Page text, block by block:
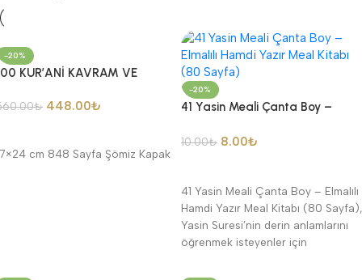
-20%
KUR’ANİ KAVRAM VE
₺ 448.00₺
cm 848 Sayfa Şömiz Kapak
-20%
41 Yasin Meali Çanta Boy –
(80 Sayfa)
10.00₺ 8.00₺
41 Yasin Meali Çanta Boy – Elmalılı
Hamdi Yazır Meal Kitabı (80 Sayfa),
Yasin Suresi’nin derin anlamlarını
öğrenmek isteyenler için